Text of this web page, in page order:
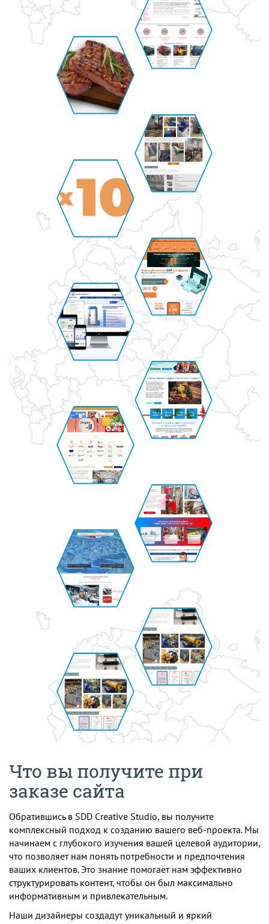
Что вы получите при
заказе сайта
Обратившись в SDD Creative Studio, вы получите
комплексный подход к созданию вашего веб-проекта. Мы
начинаем с глубокого изучения вашей целевой аудитории,
что позволяет нам понять потребности и предпочтения
ваших клиентов. Это знание помогает нам эффективно
структурировать контент, чтобы он был максимально
информативным и привлекательным.
Наши дизайнеры создадут уникальный и яркий